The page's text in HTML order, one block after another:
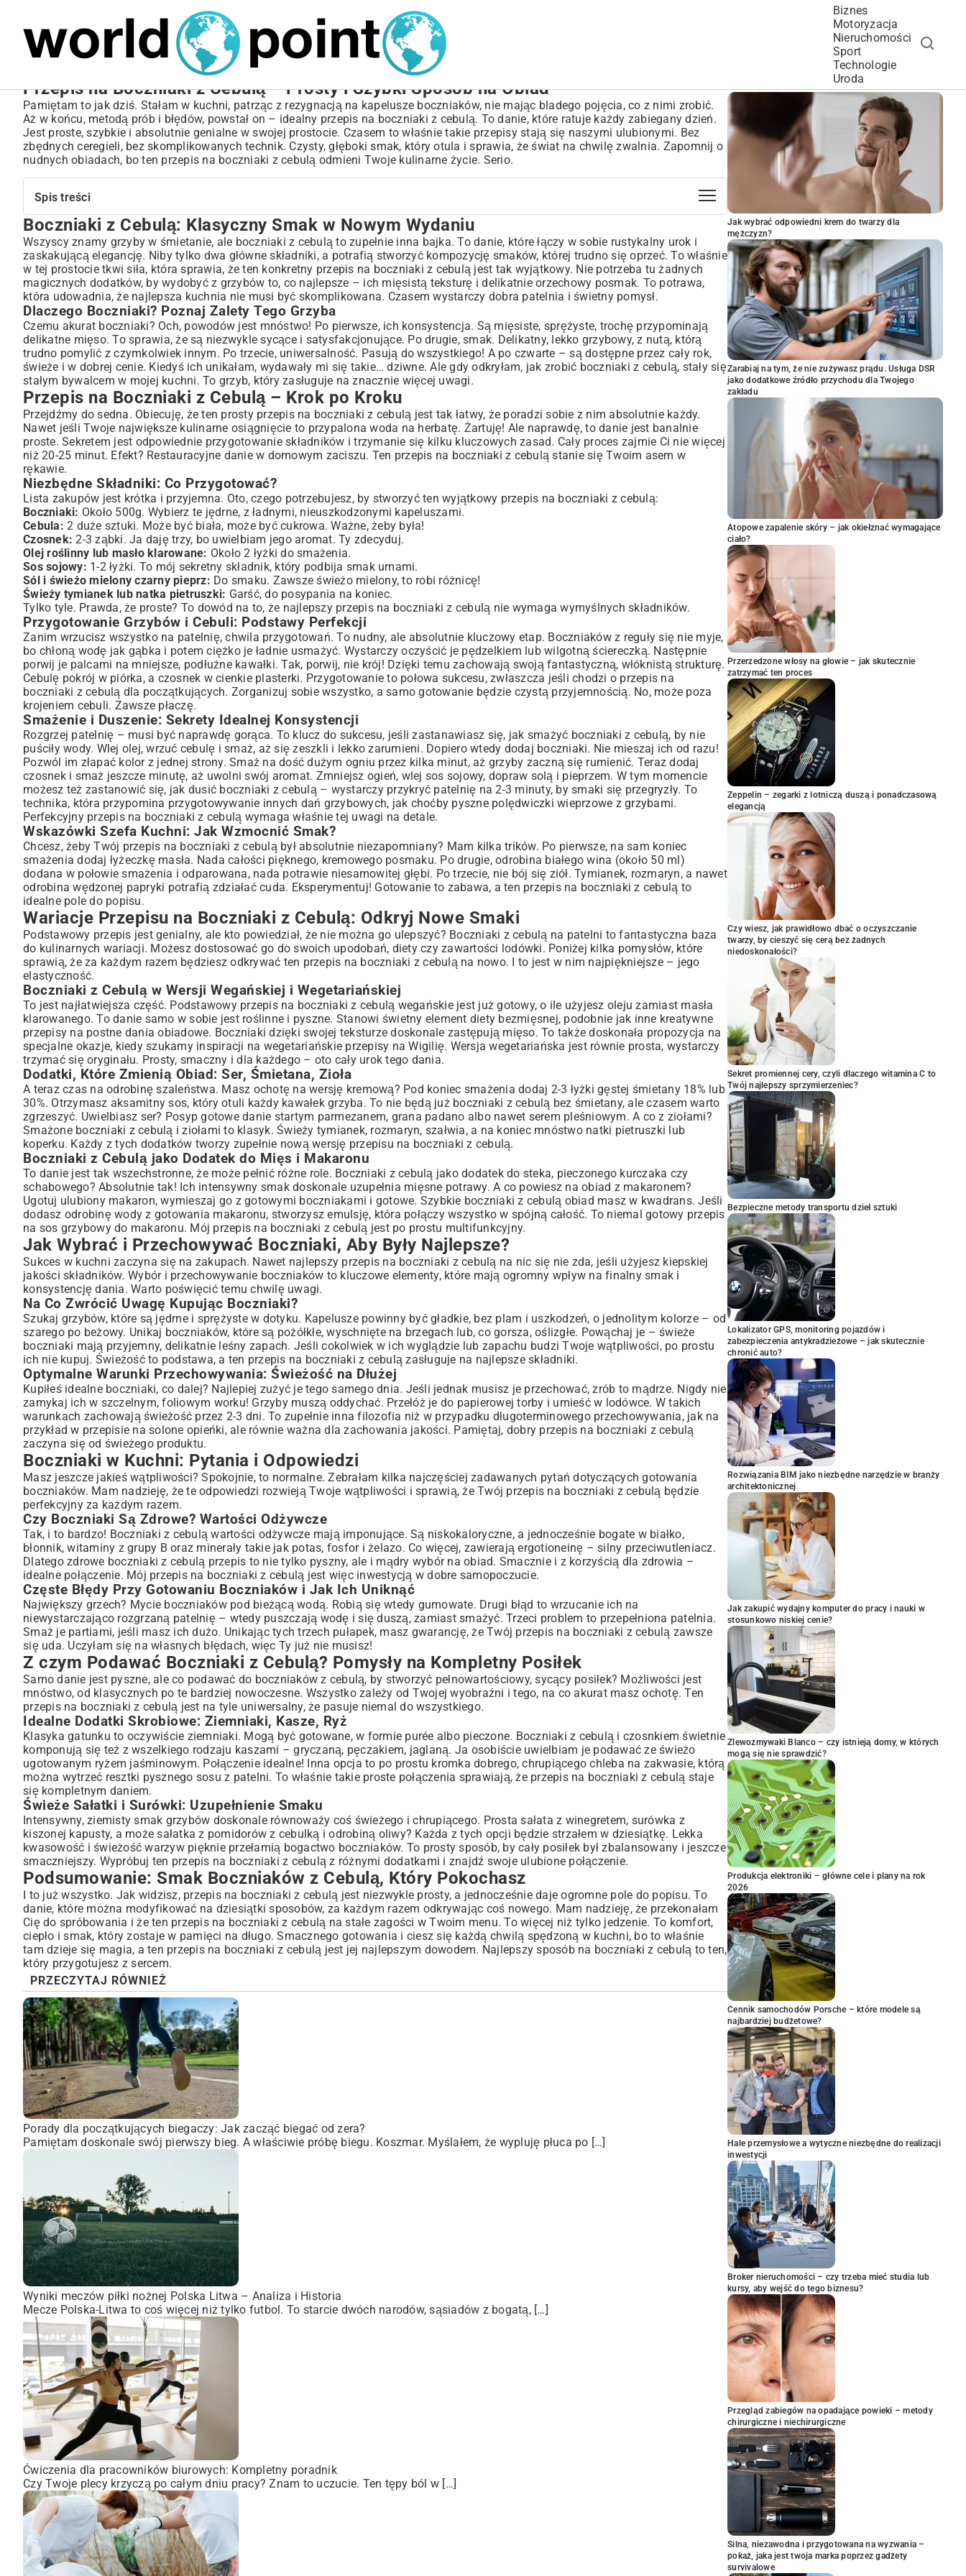
Biznes
Motoryzacja
Nieruchomości
Sport
Technologie
Uroda
Przepis na Boczniaki z Cebulą – Prosty i Szybki Sposób na Obiad
Pamiętam to jak dziś. Stałam w kuchni, patrząc z rezygnacją na kapelusze boczniaków, nie mając bladego pojęcia, co z nimi zrobić.
Aż w końcu, metodą prób i błędów, powstał on – idealny przepis na boczniaki z cebulą. To danie, które ratuje każdy zabiegany dzień.
Jest proste, szybkie i absolutnie genialne w swojej prostocie. Czasem to właśnie takie przepisy stają się naszymi ulubionymi. Bez
zbędnych ceregieli, bez skomplikowanych technik. Czysty, głęboki smak, który otula i sprawia, że świat na chwilę zwalnia. Zapomnij o
nudnych obiadach, bo ten przepis na boczniaki z cebulą odmieni Twoje kulinarne życie. Serio.
Spis treści
Boczniaki z Cebulą: Klasyczny Smak w Nowym Wydaniu
Dlaczego Boczniaki? Poznaj Zalety Tego Grzyba
Przepis na Boczniaki z Cebulą – Krok po Kroku
Niezbędne Składniki: Co Przygotować?
Przygotowanie Grzybów i Cebuli: Podstawy Perfekcji
Smażenie i Duszenie: Sekrety Idealnej Konsystencji
Wskazówki Szefa Kuchni: Jak Wzmocnić Smak?
Wariacje Przepisu na Boczniaki z Cebulą: Odkryj Nowe Smaki
Boczniaki z Cebulą w Wersji Wegańskiej i Wegetariańskiej
Dodatki, Które Zmienią Obiad: Ser, Śmietana, Zioła
Boczniaki z Cebulą jako Dodatek do Mięs i Makaronu
Jak Wybrać i Przechowywać Boczniaki, Aby Były Najlepsze?
Na Co Zwrócić Uwagę Kupując Boczniaki?
Optymalne Warunki Przechowywania: Świeżość na Dłużej
Boczniaki w Kuchni: Pytania i Odpowiedzi
Czy Boczniaki Są Zdrowe? Wartości Odżywcze
Częste Błędy Przy Gotowaniu Boczniaków i Jak Ich Uniknąć
Z czym Podawać Boczniaki z Cebulą? Pomysły na Kompletny Posiłek
Idealne Dodatki Skrobiowe: Ziemniaki, Kasze, Ryż
Świeże Sałatki i Surówki: Uzupełnienie Smaku
Podsumowanie: Smak Boczniaków z Cebulą, Który Pokochasz
Boczniaki z Cebulą: Klasyczny Smak w Nowym Wydaniu
Wszyscy znamy grzyby w śmietanie, ale boczniaki z cebulą to zupełnie inna bajka. To danie, które łączy w sobie rustykalny urok i
zaskakującą elegancję. Niby tylko dwa główne składniki, a potrafią stworzyć kompozycję smaków, której trudno się oprzeć. To właśnie
w tej prostocie tkwi siła, która sprawia, że ten konkretny przepis na boczniaki z cebulą jest tak wyjątkowy. Nie potrzeba tu żadnych
magicznych dodatków, by wydobyć z grzybów to, co najlepsze – ich mięsistą teksturę i delikatnie orzechowy posmak. To potrawa,
która udowadnia, że najlepsza kuchnia nie musi być skomplikowana. Czasem wystarczy dobra patelnia i świetny pomysł.
Dlaczego Boczniaki? Poznaj Zalety Tego Grzyba
Czemu akurat boczniaki? Och, powodów jest mnóstwo! Po pierwsze, ich konsystencja. Są mięsiste, sprężyste, trochę przypominają
delikatne mięso. To sprawia, że są niezwykle sycące i satysfakcjonujące. Po drugie, smak. Delikatny, lekko grzybowy, z nutą, którą
trudno pomylić z czymkolwiek innym. Po trzecie, uniwersalność. Pasują do wszystkiego! A po czwarte – są dostępne przez cały rok,
świeże i w dobrej cenie. Kiedyś ich unikałam, wydawały mi się takie… dziwne. Ale gdy odkryłam, jak zrobić boczniaki z cebulą, stały się
stałym bywalcem w mojej kuchni. To grzyb, który zasługuje na znacznie więcej uwagi.
Przepis na Boczniaki z Cebulą – Krok po Kroku
Przejdźmy do sedna. Obiecuję, że ten prosty przepis na boczniaki z cebulą jest tak łatwy, że poradzi sobie z nim absolutnie każdy.
Nawet jeśli Twoje największe kulinarne osiągnięcie to przypalona woda na herbatę. Żartuję! Ale naprawdę, to danie jest banalnie
proste. Sekretem jest odpowiednie przygotowanie składników i trzymanie się kilku kluczowych zasad. Cały proces zajmie Ci nie więcej
niż 20-25 minut. Efekt? Restauracyjne danie w domowym zaciszu. Ten przepis na boczniaki z cebulą stanie się Twoim asem w
rękawie.
Niezbędne Składniki: Co Przygotować?
Lista zakupów jest krótka i przyjemna. Oto, czego potrzebujesz, by stworzyć ten wyjątkowy przepis na boczniaki z cebulą:
Boczniaki: Około 500g. Wybierz te jędrne, z ładnymi, nieuszkodzonymi kapeluszami.
Cebula: 2 duże sztuki. Może być biała, może być cukrowa. Ważne, żeby była!
Czosnek: 2-3 ząbki. Ja daję trzy, bo uwielbiam jego aromat. Ty zdecyduj.
Olej roślinny lub masło klarowane: Około 2 łyżki do smażenia.
Sos sojowy: 1-2 łyżki. To mój sekretny składnik, który podbija smak umami.
Sól i świeżo mielony czarny pieprz: Do smaku. Zawsze świeżo mielony, to robi różnicę!
Świeży tymianek lub natka pietruszki: Garść, do posypania na koniec.
Tylko tyle. Prawda, że proste? To dowód na to, że najlepszy przepis na boczniaki z cebulą nie wymaga wymyślnych składników.
Przygotowanie Grzybów i Cebuli: Podstawy Perfekcji
Zanim wrzucisz wszystko na patelnię, chwila przygotowań. To nudny, ale absolutnie kluczowy etap. Boczniaków z reguły się nie myje,
bo chłoną wodę jak gąbka i potem ciężko je ładnie usmażyć. Wystarczy oczyścić je pędzelkiem lub wilgotną ściereczką. Następnie
porwij je palcami na mniejsze, podłużne kawałki. Tak, porwij, nie krój! Dzięki temu zachowają swoją fantastyczną, włóknistą strukturę.
Cebulę pokrój w piórka, a czosnek w cienkie plasterki. Przygotowanie to połowa sukcesu, zwłaszcza jeśli chodzi o przepis na
boczniaki z cebulą dla początkujących. Zorganizuj sobie wszystko, a samo gotowanie będzie czystą przyjemnością. No, może poza
krojeniem cebuli. Zawsze płaczę.
Smażenie i Duszenie: Sekrety Idealnej Konsystencji
Rozgrzej patelnię – musi być naprawdę gorąca. To klucz do sukcesu, jeśli zastanawiasz się, jak smażyć boczniaki z cebulą, by nie
puściły wody. Wlej olej, wrzuć cebulę i smaż, aż się zeszkli i lekko zarumieni. Dopiero wtedy dodaj boczniaki. Nie mieszaj ich od razu!
Pozwól im złapać kolor z jednej strony. Smaż na dość dużym ogniu przez kilka minut, aż grzyby zaczną się rumienić. Teraz dodaj
czosnek i smaż jeszcze minutę, aż uwolni swój aromat. Zmniejsz ogień, wlej sos sojowy, dopraw solą i pieprzem. W tym momencie
możesz też zastanowić się, jak dusić boczniaki z cebulą – wystarczy przykryć patelnię na 2-3 minuty, by smaki się przegryzły. To
technika, która przypomina przygotowywanie innych dań grzybowych, jak choćby pyszne polędwiczki wieprzowe z grzybami.
Perfekcyjny przepis na boczniaki z cebulą wymaga właśnie tej uwagi na detale.
Wskazówki Szefa Kuchni: Jak Wzmocnić Smak?
Chcesz, żeby Twój przepis na boczniaki z cebulą był absolutnie niezapomniany? Mam kilka trików. Po pierwsze, na sam koniec
smażenia dodaj łyżeczkę masła. Nada całości pięknego, kremowego posmaku. Po drugie, odrobina białego wina (około 50 ml)
dodana w połowie smażenia i odparowana, nada potrawie niesamowitej głębi. Po trzecie, nie bój się ziół. Tymianek, rozmaryn, a nawet
odrobina wędzonej papryki potrafią zdziałać cuda. Eksperymentuj! Gotowanie to zabawa, a ten przepis na boczniaki z cebulą to
idealne pole do popisu.
Wariacje Przepisu na Boczniaki z Cebulą: Odkryj Nowe Smaki
Podstawowy przepis jest genialny, ale kto powiedział, że nie można go ulepszyć? Boczniaki z cebulą na patelni to fantastyczna baza
do kulinarnych wariacji. Możesz dostosować go do swoich upodobań, diety czy zawartości lodówki. Poniżej kilka pomysłów, które
sprawią, że za każdym razem będziesz odkrywać ten przepis na boczniaki z cebulą na nowo. I to jest w nim najpiękniejsze – jego
elastyczność.
Boczniaki z Cebulą w Wersji Wegańskiej i Wegetariańskiej
To jest najłatwiejsza część. Podstawowy przepis na boczniaki z cebulą wegańskie jest już gotowy, o ile użyjesz oleju zamiast masła
klarowanego. To danie samo w sobie jest roślinne i pyszne. Stanowi świetny element diety bezmięsnej, podobnie jak inne kreatywne
przepisy na postne dania obiadowe. Boczniaki dzięki swojej teksturze doskonale zastępują mięso. To także doskonała propozycja na
specjalne okazje, kiedy szukamy inspiracji na wegetariańskie przepisy na Wigilię. Wersja wegetariańska jest równie prosta, wystarczy
trzymać się oryginału. Prosty, smaczny i dla każdego – oto cały urok tego dania.
Dodatki, Które Zmienią Obiad: Ser, Śmietana, Zioła
A teraz czas na odrobinę szaleństwa. Masz ochotę na wersję kremową? Pod koniec smażenia dodaj 2-3 łyżki gęstej śmietany 18% lub
30%. Otrzymasz aksamitny sos, który otuli każdy kawałek grzyba. To nie będą już boczniaki z cebulą bez śmietany, ale czasem warto
zgrzeszyć. Uwielbiasz ser? Posyp gotowe danie startym parmezanem, grana padano albo nawet serem pleśniowym. A co z ziołami?
Smażone boczniaki z cebulą i ziołami to klasyk. Świeży tymianek, rozmaryn, szałwia, a na koniec mnóstwo natki pietruszki lub
koperku. Każdy z tych dodatków tworzy zupełnie nową wersję przepisu na boczniaki z cebulą.
Boczniaki z Cebulą jako Dodatek do Mięs i Makaronu
To danie jest tak wszechstronne, że może pełnić różne role. Boczniaki z cebulą jako dodatek do steka, pieczonego kurczaka czy
schabowego? Absolutnie tak! Ich intensywny smak doskonale uzupełnia mięsne potrawy. A co powiesz na obiad z makaronem?
Ugotuj ulubiony makaron, wymieszaj go z gotowymi boczniakami i gotowe. Szybkie boczniaki z cebulą obiad masz w kwadrans. Jeśli
dodasz odrobinę wody z gotowania makaronu, stworzysz emulsję, która połączy wszystko w spójną całość. To niemal gotowy przepis
na sos grzybowy do makaronu. Mój przepis na boczniaki z cebulą jest po prostu multifunkcyjny.
Jak Wybrać i Przechowywać Boczniaki, Aby Były Najlepsze?
Sukces w kuchni zaczyna się na zakupach. Nawet najlepszy przepis na boczniaki z cebulą na nic się nie zda, jeśli użyjesz kiepskiej
jakości składników. Wybór i przechowywanie boczniaków to kluczowe elementy, które mają ogromny wpływ na finalny smak i
konsystencję dania. Warto poświęcić temu chwilę uwagi.
Na Co Zwrócić Uwagę Kupując Boczniaki?
Szukaj grzybów, które są jędrne i sprężyste w dotyku. Kapelusze powinny być gładkie, bez plam i uszkodzeń, o jednolitym kolorze – od
szarego po beżowy. Unikaj boczniaków, które są pożółkłe, wyschnięte na brzegach lub, co gorsza, oślizgłe. Powąchaj je – świeże
boczniaki mają przyjemny, delikatnie leśny zapach. Jeśli cokolwiek w ich wyglądzie lub zapachu budzi Twoje wątpliwości, po prostu
ich nie kupuj. Świeżość to podstawa, a ten przepis na boczniaki z cebulą zasługuje na najlepsze składniki.
Optymalne Warunki Przechowywania: Świeżość na Dłużej
Kupiłeś idealne boczniaki, co dalej? Najlepiej zużyć je tego samego dnia. Jeśli jednak musisz je przechować, zrób to mądrze. Nigdy nie
zamykaj ich w szczelnym, foliowym worku! Grzyby muszą oddychać. Przełóż je do papierowej torby i umieść w lodówce. W takich
warunkach zachowają świeżość przez 2-3 dni. To zupełnie inna filozofia niż w przypadku długoterminowego przechowywania, jak na
przykład w przepisie na solone opieńki, ale równie ważna dla zachowania jakości. Pamiętaj, dobry przepis na boczniaki z cebulą
zaczyna się od świeżego produktu.
Boczniaki w Kuchni: Pytania i Odpowiedzi
Masz jeszcze jakieś wątpliwości? Spokojnie, to normalne. Zebrałam kilka najczęściej zadawanych pytań dotyczących gotowania
boczniaków. Mam nadzieję, że te odpowiedzi rozwieją Twoje wątpliwości i sprawią, że Twój przepis na boczniaki z cebulą będzie
perfekcyjny za każdym razem.
Czy Boczniaki Są Zdrowe? Wartości Odżywcze
Tak, i to bardzo! Boczniaki z cebulą wartości odżywcze mają imponujące. Są niskokaloryczne, a jednocześnie bogate w białko,
błonnik, witaminy z grupy B oraz minerały takie jak potas, fosfor i żelazo. Co więcej, zawierają ergotioneinę – silny przeciwutleniacz.
Dlatego zdrowe boczniaki z cebulą przepis to nie tylko pyszny, ale i mądry wybór na obiad. Smacznie i z korzyścią dla zdrowia –
idealne połączenie. Mój przepis na boczniaki z cebulą jest więc inwestycją w dobre samopoczucie.
Częste Błędy Przy Gotowaniu Boczniaków i Jak Ich Uniknąć
Największy grzech? Mycie boczniaków pod bieżącą wodą. Robią się wtedy gumowate. Drugi błąd to wrzucanie ich na
niewystarczająco rozgrzaną patelnię – wtedy puszczają wodę i się duszą, zamiast smażyć. Trzeci problem to przepełniona patelnia.
Smaż je partiami, jeśli masz ich dużo. Unikając tych trzech pułapek, masz gwarancję, że Twój przepis na boczniaki z cebulą zawsze
się uda. Uczyłam się na własnych błędach, więc Ty już nie musisz!
Z czym Podawać Boczniaki z Cebulą? Pomysły na Kompletny Posiłek
Samo danie jest pyszne, ale co podawać do boczniaków z cebulą, by stworzyć pełnowartościowy, sycący posiłek? Możliwości jest
mnóstwo, od klasycznych po te bardziej nowoczesne. Wszystko zależy od Twojej wyobraźni i tego, na co akurat masz ochotę. Ten
przepis na boczniaki z cebulą jest na tyle uniwersalny, że pasuje niemal do wszystkiego.
Idealne Dodatki Skrobiowe: Ziemniaki, Kasze, Ryż
Klasyka gatunku to oczywiście ziemniaki. Mogą być gotowane, w formie purée albo pieczone. Boczniaki z cebulą i czosnkiem świetnie
komponują się też z wszelkiego rodzaju kaszami – gryczaną, pęczakiem, jaglaną. Ja osobiście uwielbiam je podawać ze świeżo
ugotowanym ryżem jaśminowym. Połączenie idealne! Inna opcja to po prostu kromka dobrego, chrupiącego chleba na zakwasie, którą
można wytrzeć resztki pysznego sosu z patelni. To właśnie takie proste połączenia sprawiają, że przepis na boczniaki z cebulą staje
się kompletnym daniem.
Świeże Sałatki i Surówki: Uzupełnienie Smaku
Intensywny, ziemisty smak grzybów doskonale równoważy coś świeżego i chrupiącego. Prosta sałata z winegretem, surówka z
kiszonej kapusty, a może sałatka z pomidorów z cebulką i odrobiną oliwy? Każda z tych opcji będzie strzałem w dziesiątkę. Lekka
kwasowość i świeżość warzyw pięknie przełamią bogactwo boczniaków. To prosty sposób, by cały posiłek był zbalansowany i jeszcze
smaczniejszy. Wypróbuj ten przepis na boczniaki z cebulą z różnymi dodatkami i znajdź swoje ulubione połączenie.
Podsumowanie: Smak Boczniaków z Cebulą, Który Pokochasz
I to już wszystko. Jak widzisz, przepis na boczniaki z cebulą jest niezwykle prosty, a jednocześnie daje ogromne pole do popisu. To
danie, które można modyfikować na dziesiątki sposobów, za każdym razem odkrywając coś nowego. Mam nadzieję, że przekonałam
Cię do spróbowania i że ten przepis na boczniaki z cebulą na stałe zagości w Twoim menu. To więcej niż tylko jedzenie. To komfort,
ciepło i smak, który zostaje w pamięci na długo. Smacznego gotowania i ciesz się każdą chwilą spędzoną w kuchni, bo to właśnie
tam dzieje się magia, a ten przepis na boczniaki z cebulą jest jej najlepszym dowodem. Najlepszy sposób na boczniaki z cebulą to ten,
który przygotujesz z sercem.
PRZECZYTAJ RÓWNIEŻ
Porady dla początkujących biegaczy: Jak zacząć biegać od zera?
Pamiętam doskonale swój pierwszy bieg. A właściwie próbę biegu. Koszmar. Myślałem, że wypluję płuca po […]
Wyniki meczów piłki nożnej Polska Litwa – Analiza i Historia
Mecze Polska-Litwa to coś więcej niż tylko futbol. To starcie dwóch narodów, sąsiadów z bogatą, […]
Ćwiczenia dla pracowników biurowych: Kompletny poradnik
Czy Twoje plecy krzyczą po całym dniu pracy? Znam to uczucie. Ten tępy ból w […]
POPULARNE ARTYKUŁY
Jak wybrać odpowiedni krem do twarzy dla
mężczyzn?
Zarabiaj na tym, że nie zużywasz prądu. Usługa DSR
jako dodatkowe źródło przychodu dla Twojego
zakładu
Atopowe zapalenie skóry – jak okiełznać wymagające
ciało?
Przerzedzone włosy na głowie – jak skutecznie
zatrzymać ten proces
Zeppelin – zegarki z lotniczą duszą i ponadczasową
elegancją
Czy wiesz, jak prawidłowo dbać o oczyszczanie
twarzy, by cieszyć się cerą bez żadnych
niedoskonałości?
Sekret promiennej cery, czyli dlaczego witamina C to
Twój najlepszy sprzymierzeniec?
Bezpieczne metody transportu dzieł sztuki
Lokalizator GPS, monitoring pojazdów i
zabezpieczenia antykradzieżowe – jak skutecznie
chronić auto?
Rozwiązania BIM jako niezbędne narzędzie w branży
architektonicznej
Jak zakupić wydajny komputer do pracy i nauki w
stosunkowo niskiej cenie?
Zlewozmywaki Blanco – czy istnieją domy, w których
mogą się nie sprawdzić?
Produkcja elektroniki – główne cele i plany na rok
2026
Cennik samochodów Porsche – które modele są
najbardziej budżetowe?
Hale przemysłowe a wytyczne niezbędne do realizacji
inwestycji
Broker nieruchomości – czy trzeba mieć studia lub
kursy, aby wejść do tego biznesu?
Przegląd zabiegów na opadające powieki – metody
chirurgiczne i niechirurgiczne
Silna, niezawodna i przygotowana na wyzwania –
pokaż, jaka jest twoja marka poprzez gadżety
survivalowe